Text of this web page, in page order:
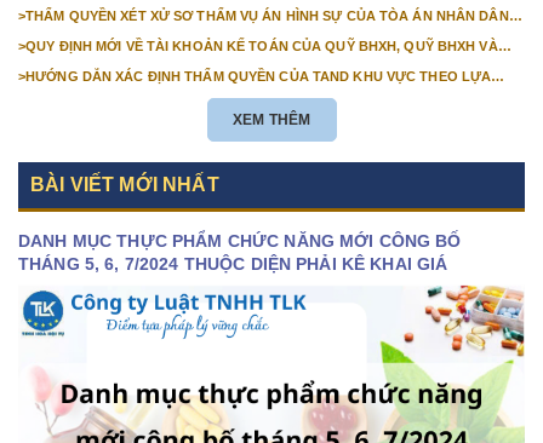
>THẨM QUYỀN XÉT XỬ SƠ THẨM VỤ ÁN HÌNH SỰ CỦA TÒA ÁN NHÂN DÂN
>QUY ĐỊNH MỚI VỀ TÀI KHOẢN KẾ TOÁN CỦA QUỸ BHXH, QUỸ BHXH VÀ
>HƯỚNG DẪN XÁC ĐỊNH THẨM QUYỀN CỦA TAND KHU VỰC THEO LỰA
XEM THÊM
BÀI VIẾT MỚI NHẤT
DANH MỤC THỰC PHẨM CHỨC NĂNG MỚI CÔNG BỐ
THÁNG 5, 6, 7/2024 THUỘC DIỆN PHẢI KÊ KHAI GIÁ